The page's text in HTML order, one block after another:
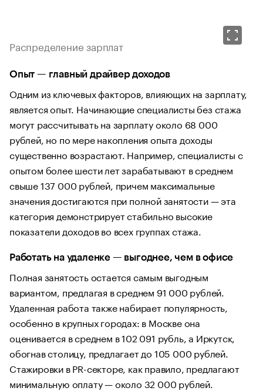
Распределение зарплат
Опыт — главный драйвер доходов
Одним из ключевых факторов, влияющих на зарплату,
является опыт. Начинающие специалисты без стажа
могут рассчитывать на зарплату около 68 000
рублей, но по мере накопления опыта доходы
существенно возрастают. Например, специалисты с
опытом более шести лет зарабатывают в среднем
свыше 137 000 рублей, причем максимальные
значения достигаются при полной занятости — эта
категория демонстрирует стабильно высокие
показатели доходов во всех группах стажа.
Работать на удаленке — выгоднее, чем в офисе
Полная занятость остается самым выгодным
вариантом, предлагая в среднем 91 000 рублей.
Удаленная работа также набирает популярность,
особенно в крупных городах: в Москве она
оценивается в среднем в 102 091 рубль, а Иркутск,
обогнав столицу, предлагает до 105 000 рублей.
Стажировки в PR-секторе, как правило, предлагают
минимальную оплату — около 32 000 рублей.